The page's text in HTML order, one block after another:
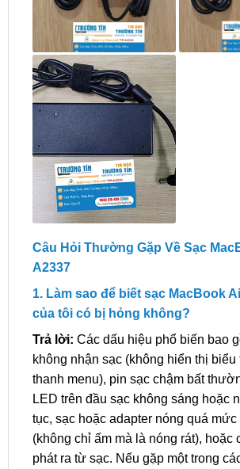
Câu Hỏi Thường Gặp Về Sạc
A2337
1. Làm sao để biết sạc MacBook
của tôi có bị hỏng không?
Trả lời: Các dấu hiệu phổ biến bao
không nhận sạc (không hiển thị
thanh menu), pin sạc chậm bất
LED trên đầu sạc không sáng hoặc
tục, sạc hoặc adapter nóng quá
(không chỉ ấm mà là nóng rát), hoặc
phát ra từ sạc. Nếu gặp một trong